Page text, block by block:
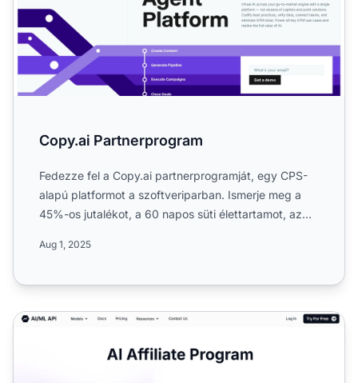
Copy.ai Partnerprogram
Fedezze fel a Copy.ai partnerprogramját, egy CPS-
alapú platformot a szoftveriparban. Ismerje meg a
45%-os jutalékot, a 60 napos süti élettartamot, az
Aug 1, 2025
AI/ML API Partnerprogram